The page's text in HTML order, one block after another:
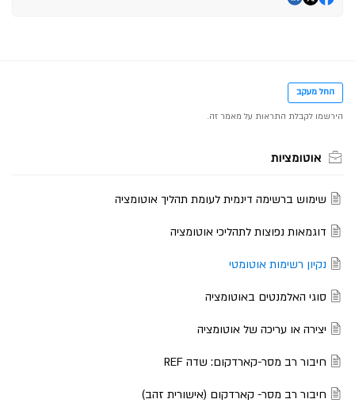
החל מעקב
אוטומציות
שימוש ברשימה דינמית לעומת תהליך אוטומציה
דוגמאות נפוצות לתהליכי אוטומציה
נקיון רשימות אוטומטי
סוגי האלמנטים באוטומציה
יצירה או עריכה של אוטומציה
חיבור רב מסר-קארדקום: שדה REF
חיבור רב מסר- קארדקום (אישורית זהב)